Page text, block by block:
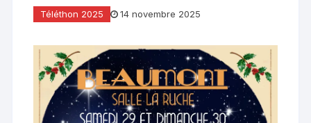
Téléthon 2025 14 novembre 2025